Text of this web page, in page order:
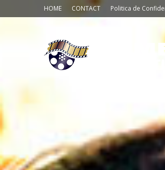
HOME CONTACT Politica de